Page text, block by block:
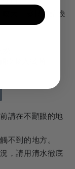
大，擦拭時請換
。
請在不顯眼的地
不到的地方。
，請用清水徹底